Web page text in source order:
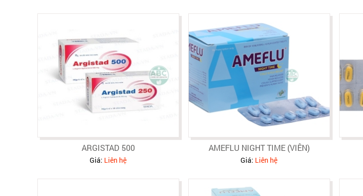
ARGISTAD 500
Giá: Liên hệ
AMEFLU NIGHT TIME (VIÊN)
Giá: Liên hệ